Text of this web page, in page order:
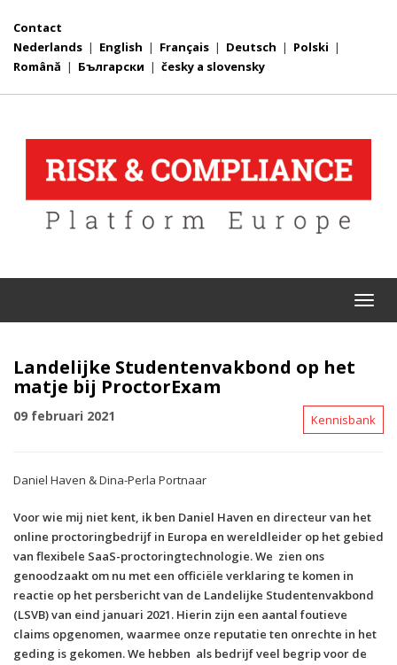
Contact
Nederlands | English | Français | Deutsch | Polski |
Română | Български | česky a slovensky
Landelijke Studentenvakbond op het
matje bij ProctorExam
09 februari 2021 Kennisbank
Daniel Haven & Dina-Perla Portnaar
Voor wie mij niet kent, ik ben Daniel Haven en directeur van het
online proctoringbedrijf in Europa en wereldleider op het gebied
van flexibele SaaS-proctoringtechnologie. We zien ons
genoodzaakt om nu met een officiële verklaring te komen in
reactie op het persbericht van de Landelijke Studentenvakbond
(LSVB) van eind januari 2021. Hierin zijn een aantal foutieve
claims opgenomen, waarmee onze reputatie ten onrechte in het
geding is gekomen. We hebben als bedrijf veel begrip voor de